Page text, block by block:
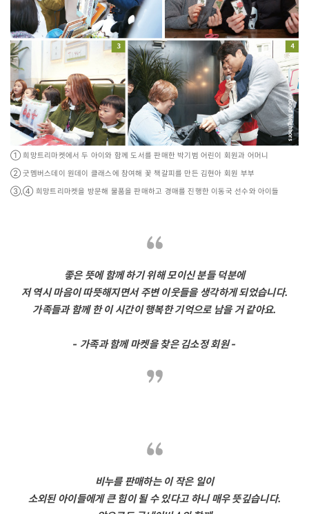
① 희망트리마켓에서 두 아이와 함께 도서를 판매한 박기범 어린이 회원과 어머니
② 굿멤버스데이 원데이 클래스에 참여해 꽃 책갈피를 만든 김현아 회원 부부
③,④ 희망트리마켓을 방문해 물품을 판매하고 경매를 진행한 이동국 선수와 아이들
좋은 뜻에 함께 하기 위해 모이신 분들 덕분에
저 역시 마음이 따뜻해지면서 주변 이웃들을 생각하게 되었습니다.
가족들과 함께 한 이 시간이 행복한 기억으로 남을 거 같아요.
- 가족과 함께 마켓을 찾은 김소정 회원 -
비누를 판매하는 이 작은 일이
소외된 아이들에게 큰 힘이 될 수 있다고 하니 매우 뜻깊습니다.